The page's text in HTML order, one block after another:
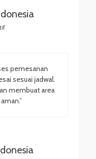
pemesanan
sesuai jadwal.
membuat area